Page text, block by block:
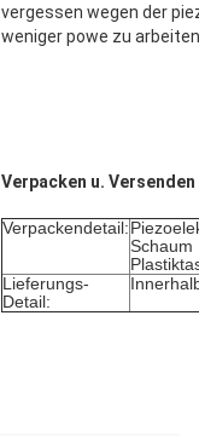
vergessen wegen der
weniger powe zu arbeiten
Verpacken u. Versenden
Verpackendetail:
Schaum
Lieferungs-
Detail: